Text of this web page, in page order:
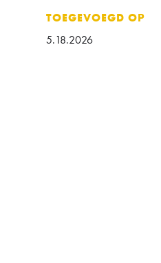
TOEGEVOEGD OP
5.18.2026